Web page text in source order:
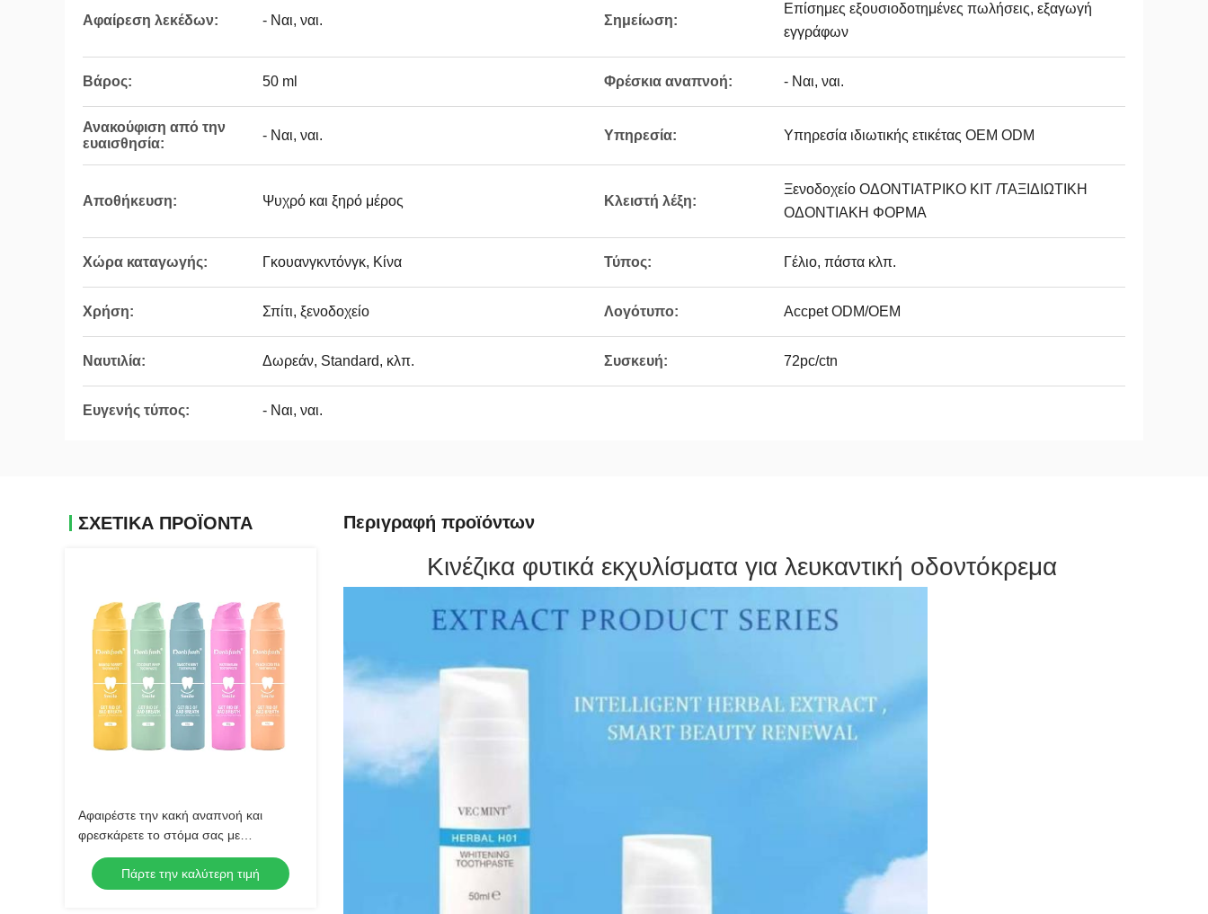
Αφαίρεση λεκέδων: - Ναι, ναι. Σημείωση:
Επίσημες εξουσιοδοτημένες πωλήσεις, εξαγωγή
εγγράφων
Βάρος: 50 ml Φρέσκια αναπνοή: - Ναι, ναι.
Ανακούφιση από την
ευαισθησία:
- Ναι, ναι. Υπηρεσία: Υπηρεσία ιδιωτικής ετικέτας OEM ODM
Αποθήκευση: Ψυχρό και ξηρό μέρος Κλειστή λέξη:
Ξενοδοχείο ΟΔΟΝΤΙΑΤΡΙΚΟ ΚΙΤ /ΤΑΞΙΔΙΩΤΙΚΗ
ΟΔΟΝΤΙΑΚΗ ΦΟΡΜΑ
Χώρα καταγωγής: Γκουανγκντόνγκ, Κίνα Τύπος: Γέλιο, πάστα κλπ.
Χρήση: Σπίτι, ξενοδοχείο Λογότυπο: Accpet ODM/OEM
Ναυτιλία: Δωρεάν, Standard, κλπ. Συσκευή: 72pc/ctn
Ευγενής τύπος: - Ναι, ναι.
ΣΧΕΤΙΚΆ ΠΡΟΪΌΝΤΑ
Αφαιρέστε την κακή αναπνοή και
φρεσκάρετε το στόμα σας με
οδοντόκρεμα για το στόμα Πολλαπλές
προστασίες για βέλτιστη στοματική
υγεία
Πάρτε την καλύτερη τιμή
Περιγραφή προϊόντων
Κινέζικα φυτικά εκχυλίσματα για λευκαντική οδοντόκρεμα